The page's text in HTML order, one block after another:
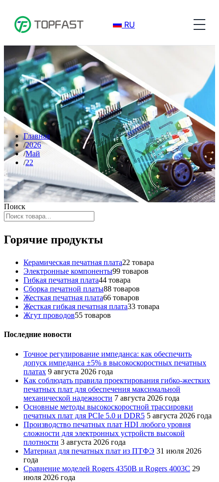
RU
Главная
2026
Май
22
Поиск
Горячие продукты
Керамическая печатная плата22 товара
Электронные компоненты99 товаров
Гибкая печатная плата44 товара
Сборка печатной платы88 товаров
Жесткая печатная плата66 товаров
Жесткая гибкая печатная плата33 товара
Жгут проводов55 товаров
Последние новости
Точное регулирование импеданса: как обеспечить
допуск импеданса ±5% в высокоскоростных печатных
платах 9 августа 2026 года
Как соблюдать правила проектирования гибко-жестких
печатных плат для обеспечения максимальной
механической надежности 7 августа 2026 года
Основные методы высокоскоростной трассировки
печатных плат для PCIe 5.0 и DDR5 5 августа 2026 года
Производство печатных плат HDI любого уровня
сложности для электронных устройств высокой
плотности 3 августа 2026 года
Материал для печатных плат из ПТФЭ 31 июля 2026
года
Сравнение моделей Rogers 4350B и Rogers 4003C 29
июля 2026 года